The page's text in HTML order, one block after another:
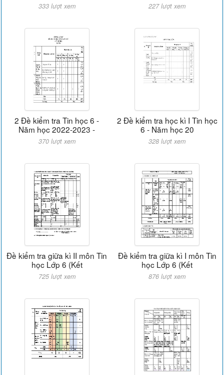
333 lượt xem 227 lượt xem
2 Đề kiểm tra Tin học 6 -
Năm học 2022-2023 -
370 lượt xem
2 Đề kiểm tra học kì I Tin học
6 - Năm học 20
328 lượt xem
Đề kiểm tra giữa kì II môn Tin
học Lớp 6 (Kết
725 lượt xem
Đề kiểm tra giữa kì I môn Tin
học Lớp 6 (Kết
876 lượt xem